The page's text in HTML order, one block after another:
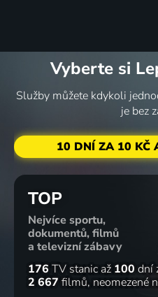
Vyberte si
Služby můžete kdykoli
je bez
10 DNÍ ZA 10 KČ
TOP
Nejvíce sportu,
dokumentů, filmů
a televizní zábavy
176 TV stanic až 100 dní
2 667 filmů neomezené